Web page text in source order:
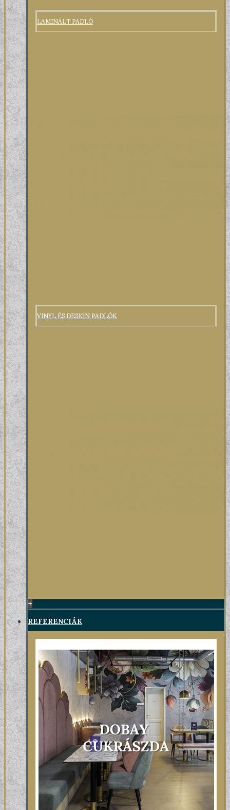
LAMINÁLT PADLÓ
VINYL ÉS DESIGN PADLÓK
+
REFERENCIÁK